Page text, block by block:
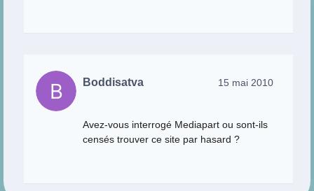
Boddisatva 15 mai 2010
Avez-vous interrogé Mediapart ou sont-ils
censés trouver ce site par hasard ?